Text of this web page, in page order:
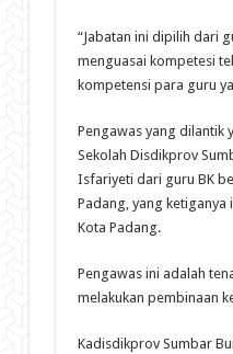
“Jabatan ini dipilih dari
menguasai kompetesi
kompetensi para guru
Pengawas yang dilantik
Sekolah Disdikprov
Isfariyeti dari guru BK
Padang, yang
Kota Padang.
Pengawas ini adalah
melakukan pembinaan
Kadisdikprov Sumbar